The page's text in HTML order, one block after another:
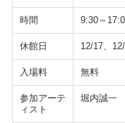
時間 9:30～
休館日 12/17、
入場料 無料
参加アーテ
ィスト
堀内誠一